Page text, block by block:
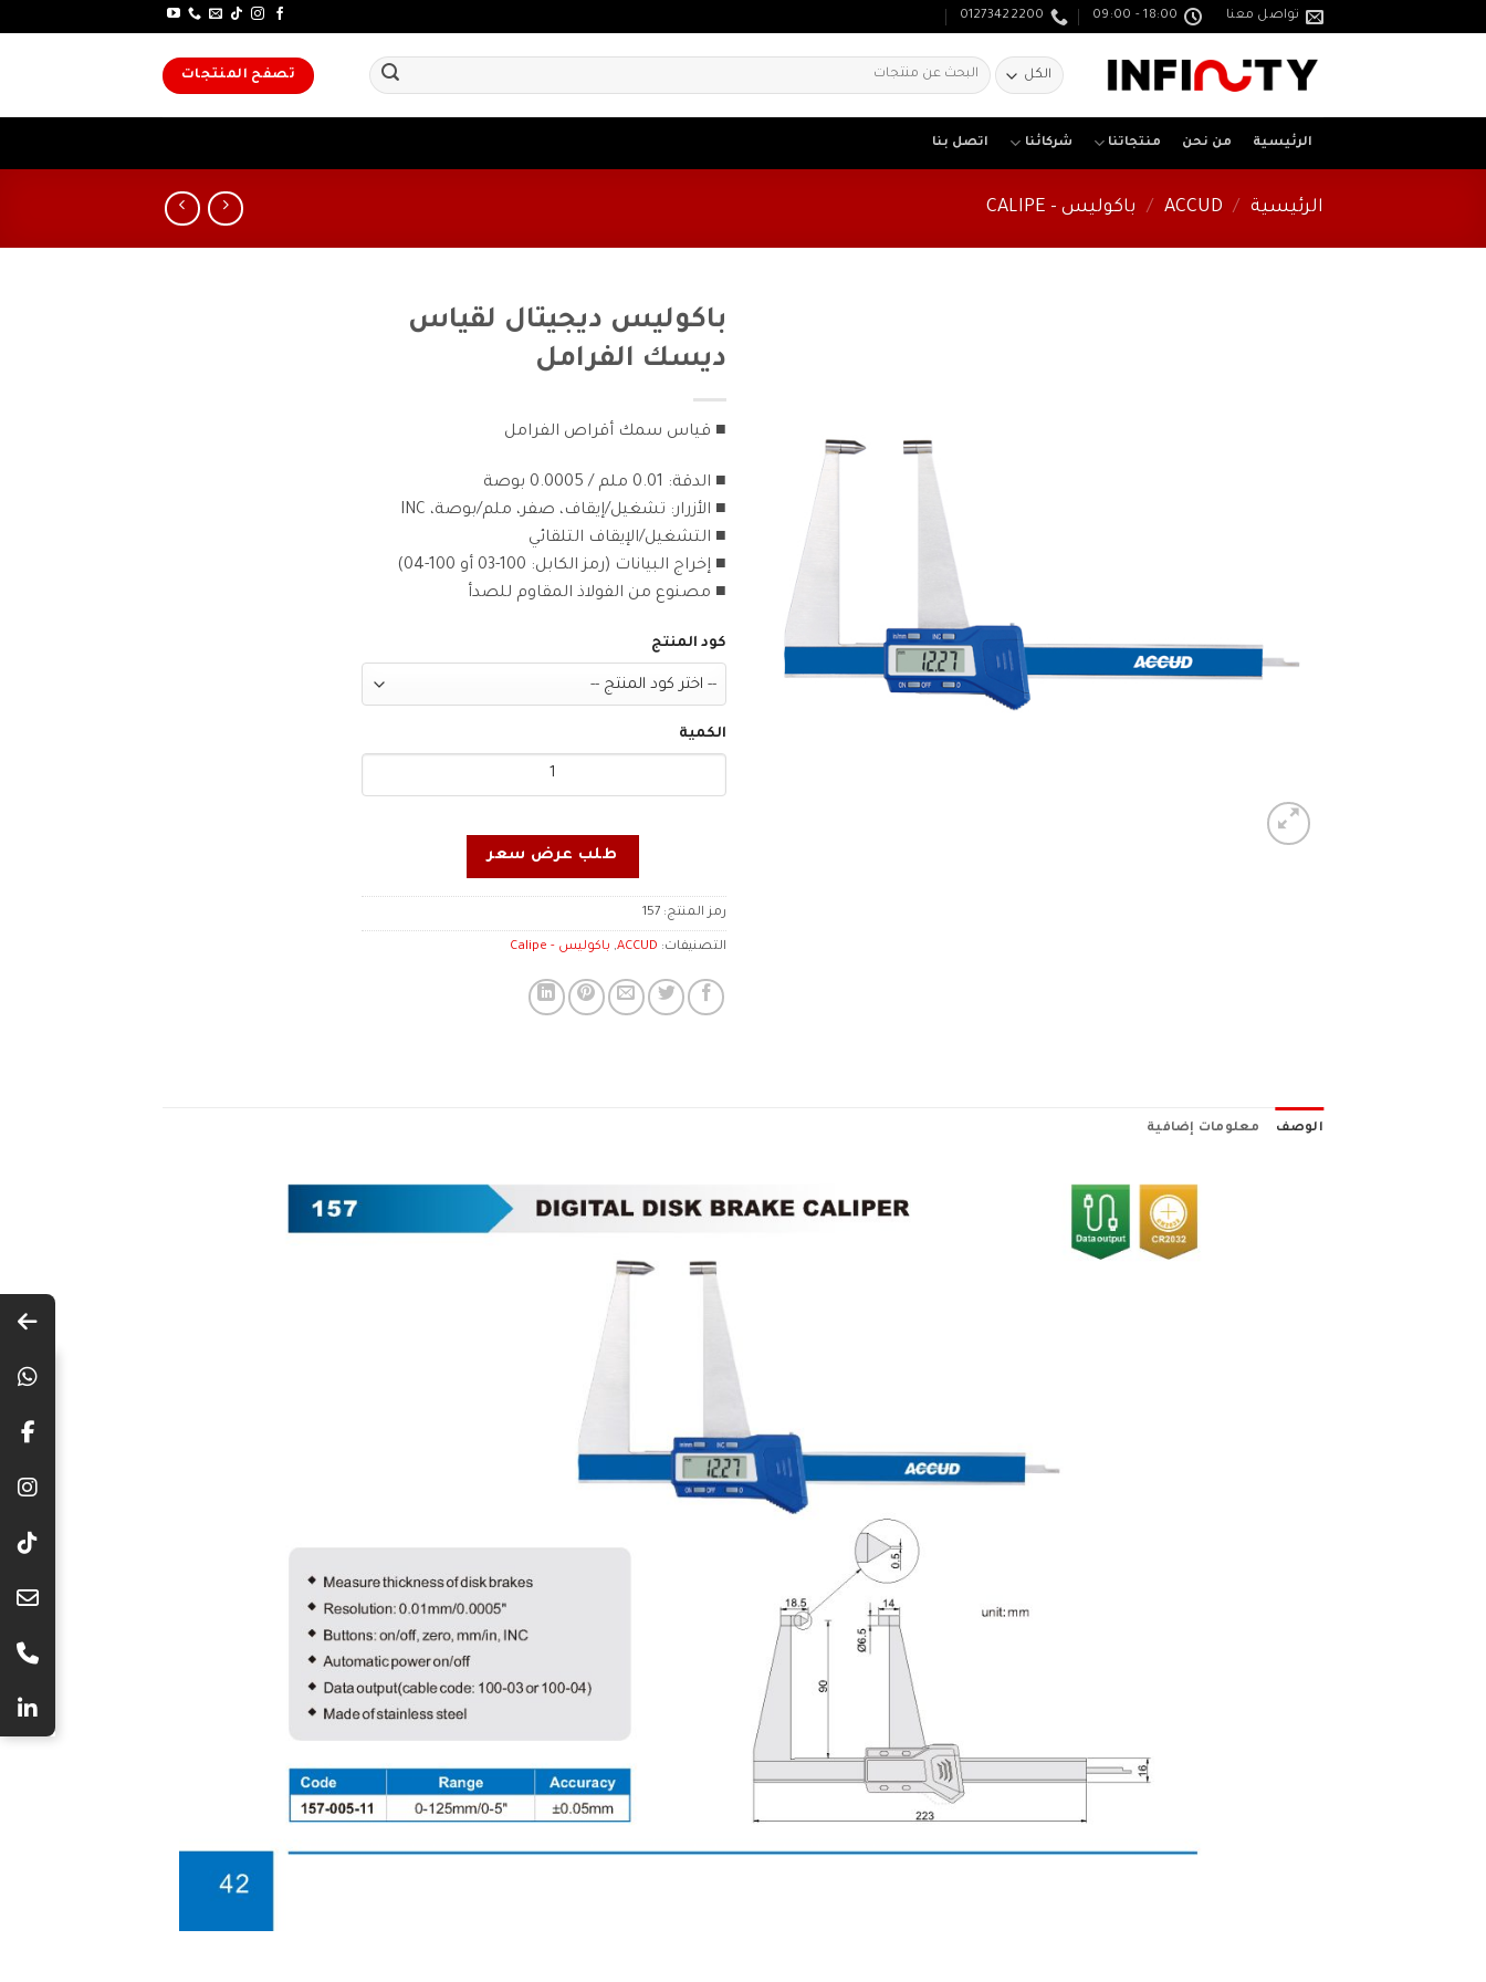
تواصل معنا 18:00 - 09:00
01273422200
البحث
عن:
تصفح المنتجات
الرئيسية من نحن منتجاتنا شركائنا اتصل بنا
الرئيسية /
ACCUD
/ باكوليس - CALIPE
باكوليس ديجيتال لقياس
ديسك الفرامل
■ قياس سمك أقراص الفرامل
■ الدقة: 0.01 ملم / 0.0005 بوصة
■ الأزرار: تشغيل/إيقاف، صفر، ملم/بوصة، INC
■ التشغيل/الإيقاف التلقائي
■ إخراج البيانات (رمز الكابل: 100-03 أو 100-04)
■ مصنوع من الفولاذ المقاوم للصدأ
كود المنتج
الكمية
طلب عرض سعر
رمز المنتج: 157
التصنيفات: ACCUD
, باكوليس - Calipe
الوصف معلومات إضافية